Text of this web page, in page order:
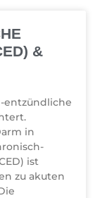
&
entzündliche
in
ist
zu akuten